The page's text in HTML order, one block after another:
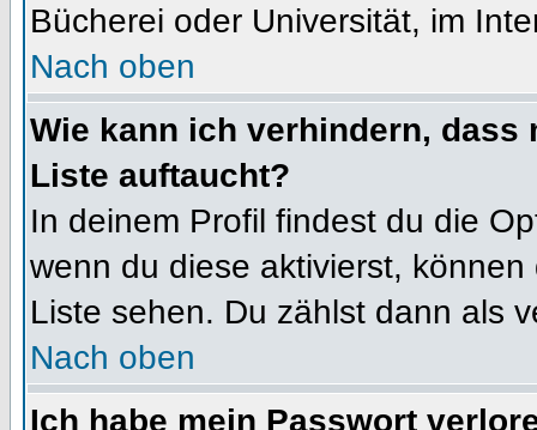
Bücherei oder Universität, im
Nach oben
Wie kann ich verhindern, dass
Liste auftaucht?
In deinem Profil findest du die
wenn du diese aktivierst,
Liste sehen. Du zählst dann als
Nach oben
Ich habe mein Passwort